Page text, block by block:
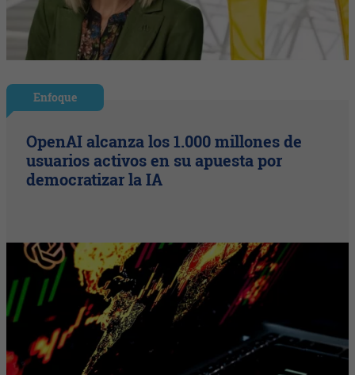
Enfoque
OpenAI alcanza los 1.000 millones de
usuarios activos en su apuesta por
democratizar la IA